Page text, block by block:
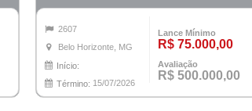
2607
Belo Horizonte, MG
Início:
Término: 15/07/2026
Lance Mínimo
R$ 75.000,00
Avaliação
R$ 500.000,00